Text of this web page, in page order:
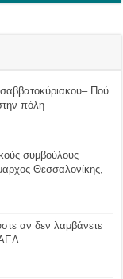
Πού
πόλη
συμβούλους
Θεσσαλονίκης,
αν δεν λαμβάνετε